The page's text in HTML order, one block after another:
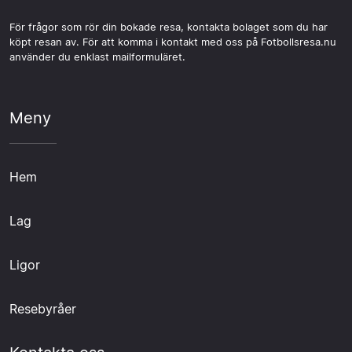
För frågor som rör din bokade resa, kontakta bolaget som du har
köpt resan av. För att komma i kontakt med oss på Fotbollsresa.nu
använder du enklast mailformuläret.
Meny
Hem
Lag
Ligor
Resebyråer